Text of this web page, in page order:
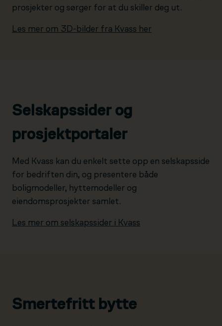
prosjekter og sørger for at du skiller deg ut.
Les mer om 3D-bilder fra Kvass her
Selskapssider og
prosjektportaler
Med Kvass kan du enkelt sette opp en selskapsside
for bedriften din, og presentere både
boligmodeller, hyttemodeller og
eiendomsprosjekter samlet.
Les mer om selskapssider i Kvass
Smertefritt bytte